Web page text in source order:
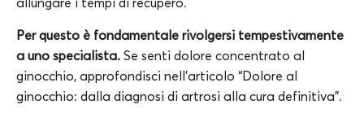
Per questo è fondamentale rivolgersi tempestivamente
a uno specialista. Se senti dolore concentrato al
ginocchio, approfondisci nell’articolo “Dolore al
ginocchio: dalla diagnosi di artrosi alla cura definitiva”.